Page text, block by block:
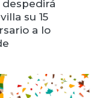
despedirá
su 15
a lo